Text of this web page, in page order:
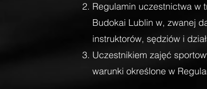
Regulamin uczestnictwa w
Budokai Lublin w, zwanej
instruktorów, sędziów i
Uczestnikiem zajęć
warunki określone w